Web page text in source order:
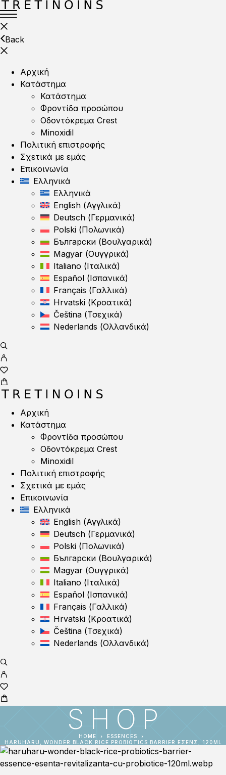
Back
Αρχική
Κατάστημα
Κατάστημα
Φροντίδα προσώπου
Οδοντόκρεμα Crest
Minoxidil
Πολιτική επιστροφής
Σχετικά με εμάς
Επικοινωνία
Ελληνικά
Ελληνικά
English (Αγγλικά)
Deutsch (Γερμανικά)
Polski (Πολωνικά)
Български (Βουλγαρικά)
Magyar (Ουγγρικά)
Italiano (Ιταλικά)
Español (Ισπανικά)
Français (Γαλλικά)
Hrvatski (Κροατικά)
Čeština (Τσεχικά)
Nederlands (Ολλανδικά)
Αρχική
Κατάστημα
Φροντίδα προσώπου
Οδοντόκρεμα Crest
Minoxidil
Πολιτική επιστροφής
Σχετικά με εμάς
Επικοινωνία
Ελληνικά
English (Αγγλικά)
Deutsch (Γερμανικά)
Polski (Πολωνικά)
Български (Βουλγαρικά)
Magyar (Ουγγρικά)
Italiano (Ιταλικά)
Español (Ισπανικά)
Français (Γαλλικά)
Hrvatski (Κροατικά)
Čeština (Τσεχικά)
Nederlands (Ολλανδικά)
SHOP
HOME
ESSENCES
HARUHARU, WONDER BLACK RICE PROBIOTICS BARRIER ΕΣΈΝΣ, 120ML